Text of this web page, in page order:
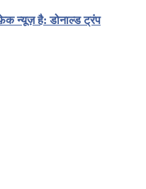
न्यूज़ है: डोनाल्ड ट्रंप